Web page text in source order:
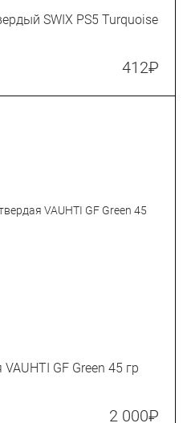
SWIX PS5 Turquoise
412₽
GF Green 45 гр
2 000₽